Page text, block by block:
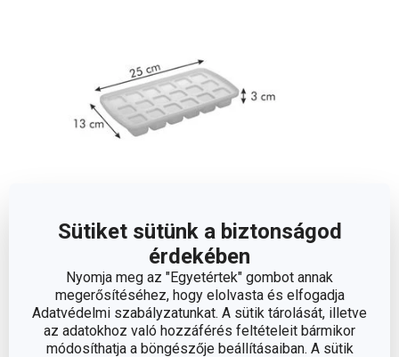
Sütiket sütünk a biztonságod
érdekében
Nyomja meg az "Egyetértek" gombot annak
megerősítéséhez, hogy elolvasta és elfogadja
Adatvédelmi szabályzatunkat. A sütik tárolását, illetve
az adatokhoz való hozzáférés feltételeit bármikor
módosíthatja a böngészője beállításaiban. A sütik
A TERMÉK MAGASSÁGA (CM) 3.5